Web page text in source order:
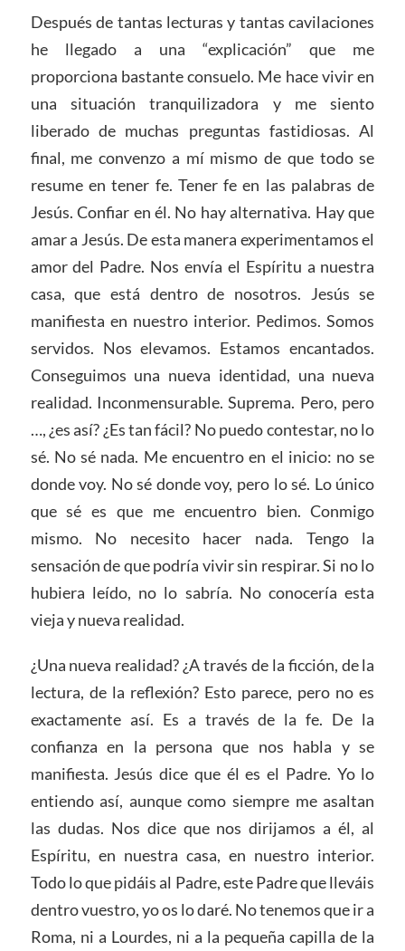
Después de tantas lecturas y tantas cavilaciones
he llegado a una “explicación” que me
proporciona bastante consuelo. Me hace vivir en
una situación tranquilizadora y me siento
liberado de muchas preguntas fastidiosas. Al
final, me convenzo a mí mismo de que todo se
resume en tener fe. Tener fe en las palabras de
Jesús. Confiar en él. No hay alternativa. Hay que
amar a Jesús. De esta manera experimentamos el
amor del Padre. Nos envía el Espíritu a nuestra
casa, que está dentro de nosotros. Jesús se
manifiesta en nuestro interior. Pedimos. Somos
servidos. Nos elevamos. Estamos encantados.
Conseguimos una nueva identidad, una nueva
realidad. Inconmensurable. Suprema. Pero, pero
…, ¿es así? ¿Es tan fácil? No puedo contestar, no lo
sé. No sé nada. Me encuentro en el inicio: no se
donde voy. No sé donde voy, pero lo sé. Lo único
que sé es que me encuentro bien. Conmigo
mismo. No necesito hacer nada. Tengo la
sensación de que podría vivir sin respirar. Si no lo
hubiera leído, no lo sabría. No conocería esta
vieja y nueva realidad.
¿Una nueva realidad? ¿A través de la ficción, de la
lectura, de la reflexión? Esto parece, pero no es
exactamente así. Es a través de la fe. De la
confianza en la persona que nos habla y se
manifiesta. Jesús dice que él es el Padre. Yo lo
entiendo así, aunque como siempre me asaltan
las dudas. Nos dice que nos dirijamos a él, al
Espíritu, en nuestra casa, en nuestro interior.
Todo lo que pidáis al Padre, este Padre que lleváis
dentro vuestro, yo os lo daré. No tenemos que ir a
Roma, ni a Lourdes, ni a la pequeña capilla de la